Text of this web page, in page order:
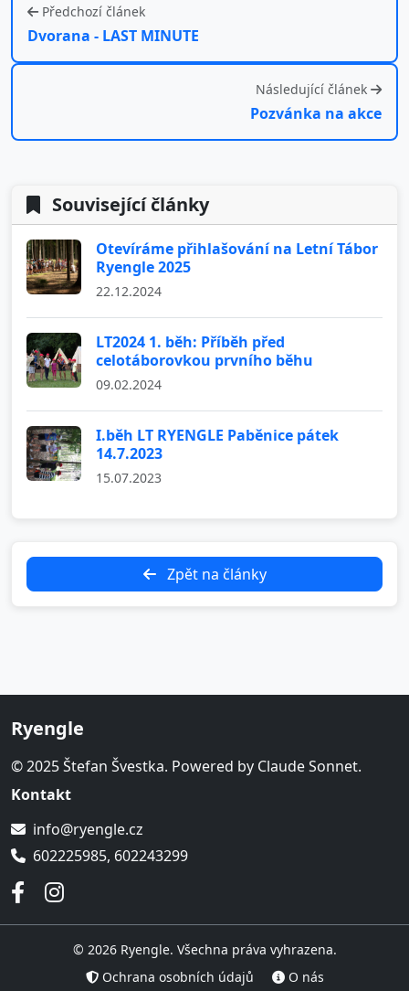
Předchozí článek
Dvorana - LAST MINUTE
Následující článek
Pozvánka na akce
Související články
Otevíráme přihlašování na Letní Tábor
Ryengle 2025
22.12.2024
LT2024 1. běh: Příběh před
celotáborovkou prvního běhu
09.02.2024
I.běh LT RYENGLE Paběnice pátek
14.7.2023
15.07.2023
Zpět na články
Ryengle
© 2025 Štefan Švestka. Powered by Claude Sonnet.
Kontakt
info@ryengle.cz
602225985, 602243299
© 2026 Ryengle. Všechna práva vyhrazena.
Ochrana osobních údajů
O nás